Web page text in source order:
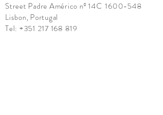
Street Padre Américo nº 14C 1600-548
Lisbon, Portugal
Tel: +351 217 168 819